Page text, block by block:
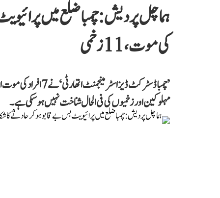
کی موت، 11 زخمی
مہلوکین اور زخمیوں کی فی الحال شناخت نہیں ہو سکی ہے۔